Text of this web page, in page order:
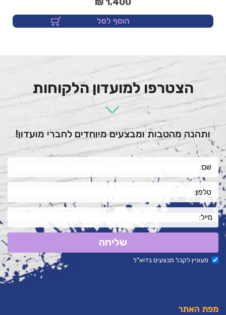
הוסף לסל
הצטרפו למועדון הלקוחות
ותהנה מהטבות ומבצעים מיוחדים לחברי מועדון!
שליחה
מעוניין לקבל מבצעים בדוא"ל
מפת האתר